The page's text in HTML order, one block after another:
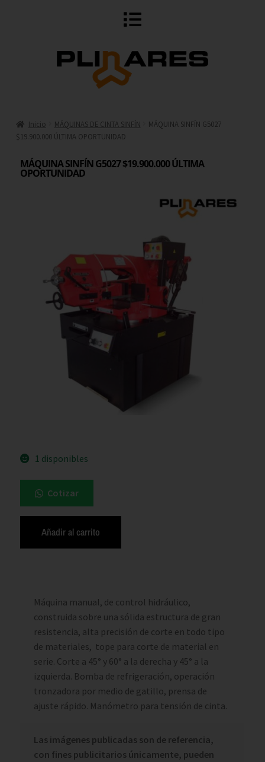
Inicio MÁQUINAS DE CINTA SINFÍN
MÁQUINA SINFÍN G5027
$19.900.000 ÚLTIMA OPORTUNIDAD
MÁQUINA SINFÍN G5027 $19.900.000 ÚLTIMA
OPORTUNIDAD
1 disponibles
Cotizar
Añadir al carrito
Máquina manual, de control hidráulico,
construida sobre una sólida estructura de gran
resistencia, alta precisión de corte en todo tipo
de materiales, tope para corte de material en
serie. Corte a 45° y 60° a la derecha y 45° a la
izquierda. Bomba de refrigeración, operación
tronzadora por medio de gatillo, prensa de
ajuste rápido. Manómetro para tensión de cinta.
Las imágenes publicadas son de referencia,
con fines publicitarios únicamente, pueden